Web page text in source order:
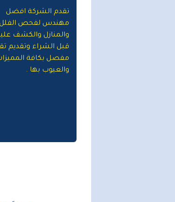
تقدم الشركة افضل
مهندس لفحص الفلل
والمنازل والكشف
قبل الشراء وتقديم
مفصل بكافة
والعيوب بها .